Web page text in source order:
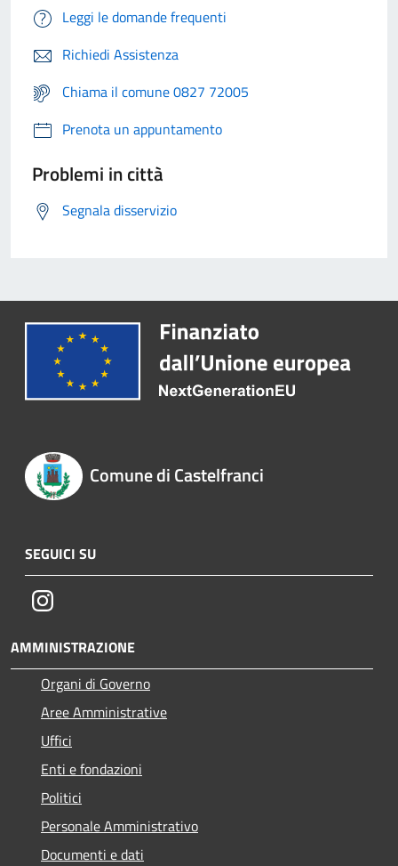
Leggi le domande frequenti
Richiedi Assistenza
Chiama il comune 0827 72005
Prenota un appuntamento
Problemi in città
Segnala disservizio
Comune di Castelfranci
SEGUICI SU
Instagram
AMMINISTRAZIONE
Organi di Governo
Aree Amministrative
Uffici
Enti e fondazioni
Politici
Personale Amministrativo
Documenti e dati